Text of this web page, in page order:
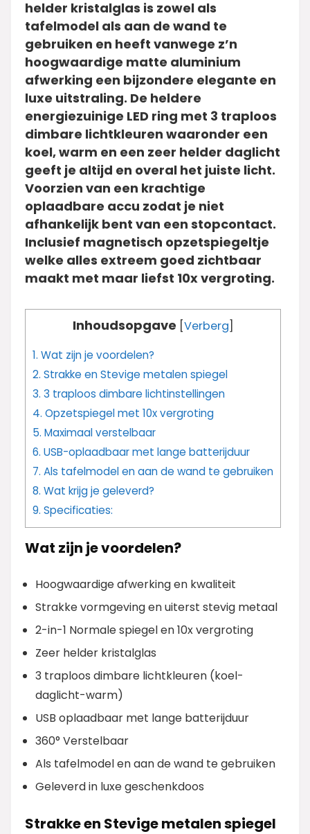
helder kristalglas is zowel als
tafelmodel als aan de wand te
gebruiken en heeft vanwege z’n
hoogwaardige matte aluminium
afwerking een bijzondere elegante en
luxe uitstraling. De heldere
energiezuinige LED ring met 3 traploos
dimbare lichtkleuren waaronder een
koel, warm en een zeer helder daglicht
geeft je altijd en overal het juiste licht.
Voorzien van een krachtige
oplaadbare accu zodat je niet
afhankelijk bent van een stopcontact.
Inclusief magnetisch opzetspiegeltje
welke alles extreem goed zichtbaar
maakt met maar liefst 10x vergroting.
Inhoudsopgave [Verberg]
1. Wat zijn je voordelen?
2. Strakke en Stevige metalen spiegel
3. 3 traploos dimbare lichtinstellingen
4. Opzetspiegel met 10x vergroting
5. Maximaal verstelbaar
6. USB-oplaadbaar met lange batterijduur
7. Als tafelmodel en aan de wand te gebruiken
8. Wat krijg je geleverd?
9. Specificaties:
Wat zijn je voordelen?
Hoogwaardige afwerking en kwaliteit
Strakke vormgeving en uiterst stevig metaal
2-in-1 Normale spiegel en 10x vergroting
Zeer helder kristalglas
3 traploos dimbare lichtkleuren (koel-
daglicht-warm)
USB oplaadbaar met lange batterijduur
360° Verstelbaar
Als tafelmodel en aan de wand te gebruiken
Geleverd in luxe geschenkdoos
Strakke en Stevige metalen spiegel